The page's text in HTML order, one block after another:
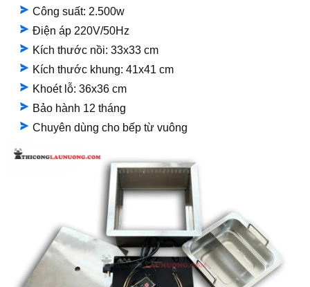
Công suất: 2.500w
Điện áp 220V/50Hz
Kích thước nồi: 33x33 cm
Kích thước khung: 41x41 cm
Khoét lỗ: 36x36 cm
Bảo hành 12 tháng
Chuyên dùng cho bếp từ vuông